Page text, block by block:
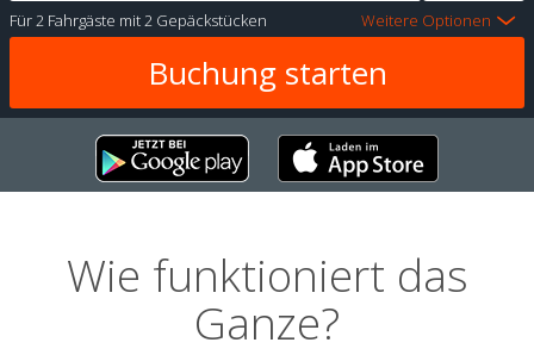
Für2 Fahrgäste mit2 Gepäckstücken Weitere Optionen
Wie funktioniert das
Ganze?